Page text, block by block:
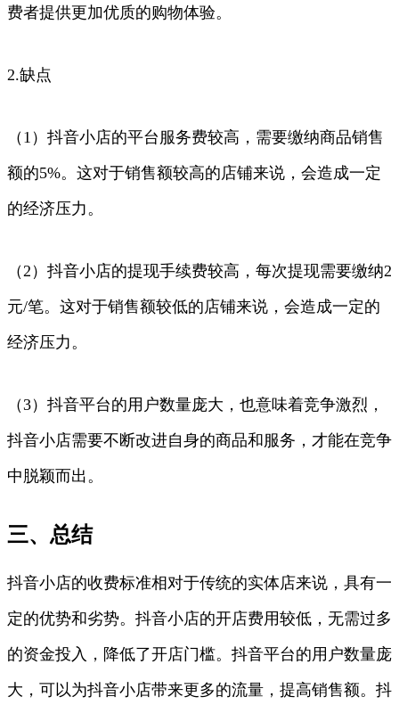
费者提供更加优质的购物体验。
2.缺点
（1）抖音小店的平台服务费较高，需要缴纳商品销售
额的5%。这对于销售额较高的店铺来说，会造成一定
的经济压力。
（2）抖音小店的提现手续费较高，每次提现需要缴纳2
元/笔。这对于销售额较低的店铺来说，会造成一定的
经济压力。
（3）抖音平台的用户数量庞大，也意味着竞争激烈，
抖音小店需要不断改进自身的商品和服务，才能在竞争
中脱颖而出。
三、总结
抖音小店的收费标准相对于传统的实体店来说，具有一
定的优势和劣势。抖音小店的开店费用较低，无需过多
的资金投入，降低了开店门槛。抖音平台的用户数量庞
大，可以为抖音小店带来更多的流量，提高销售额。抖